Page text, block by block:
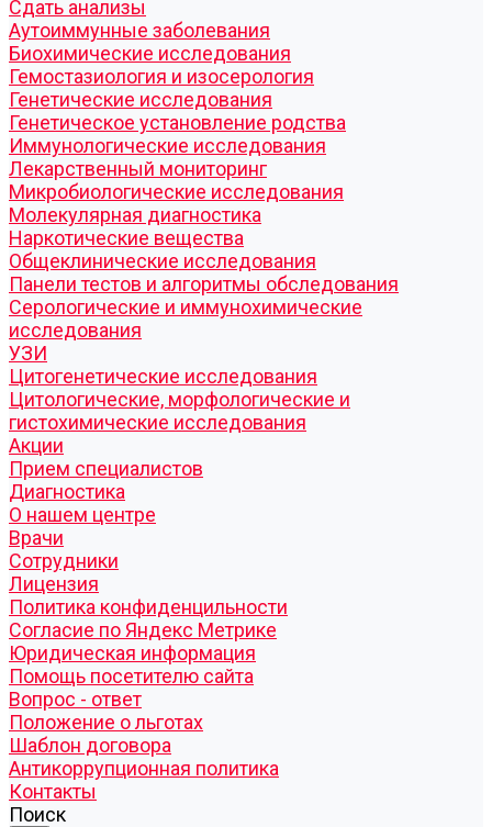
Cдать анализы
Аутоиммунные заболевания
Биохимические исследования
Гемостазиология и изосерология
Генетические исследования
Генетическое установление родства
Иммунологические исследования
Лекарственный мониторинг
Микробиологические исследования
Молекулярная диагностика
Наркотические вещества
Общеклинические исследования
Панели тестов и алгоритмы обследования
Серологические и иммунохимические
исследования
УЗИ
Цитогенетические исследования
Цитологические, морфологические и
гистохимические исследования
Акции
Прием специалистов
Диагностика
О нашем центре
Врачи
Сотрудники
Лицензия
Политика конфиденцильности
Согласие по Яндекс Метрике
Юридическая информация
Помощь посетителю сайта
Вопрос - ответ
Положение о льготах
Шаблон договора
Антикоррупционная политика
Контакты
Поиск